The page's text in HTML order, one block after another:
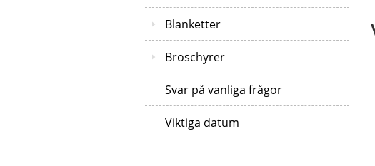
Blanketter
Broschyrer
Svar på vanliga frågor
Viktiga datum